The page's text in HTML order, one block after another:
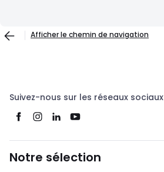
Afficher le chemin de navigation
Suivez-nous sur les réseaux sociaux
Notre sélection